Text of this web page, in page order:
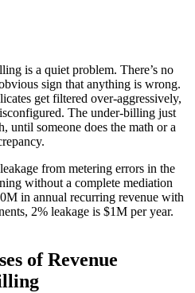
is a quiet problem. There’s no
sign that anything is wrong.
get filtered over-aggressively,
The under-billing just
until someone does the math or a
from metering errors in the
without a complete mediation
in annual recurring revenue with
2% leakage is $1M per year.
ofRevenue